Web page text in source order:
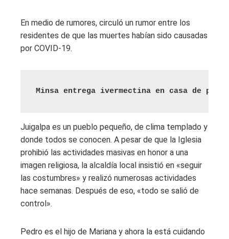
En medio de rumores, circuló un rumor entre los
residentes de que las muertes habían sido causadas
por COVID-19.
Minsa entrega ivermectina en casa de
Juigalpa es un pueblo pequeño, de clima templado y
donde todos se conocen. A pesar de que la Iglesia
prohibió las actividades masivas en honor a una
imagen religiosa, la alcaldía local insistió en «seguir
las costumbres» y realizó numerosas actividades
hace semanas. Después de eso, «todo se salió de
control».
Pedro es el hijo de Mariana y ahora la está cuidando